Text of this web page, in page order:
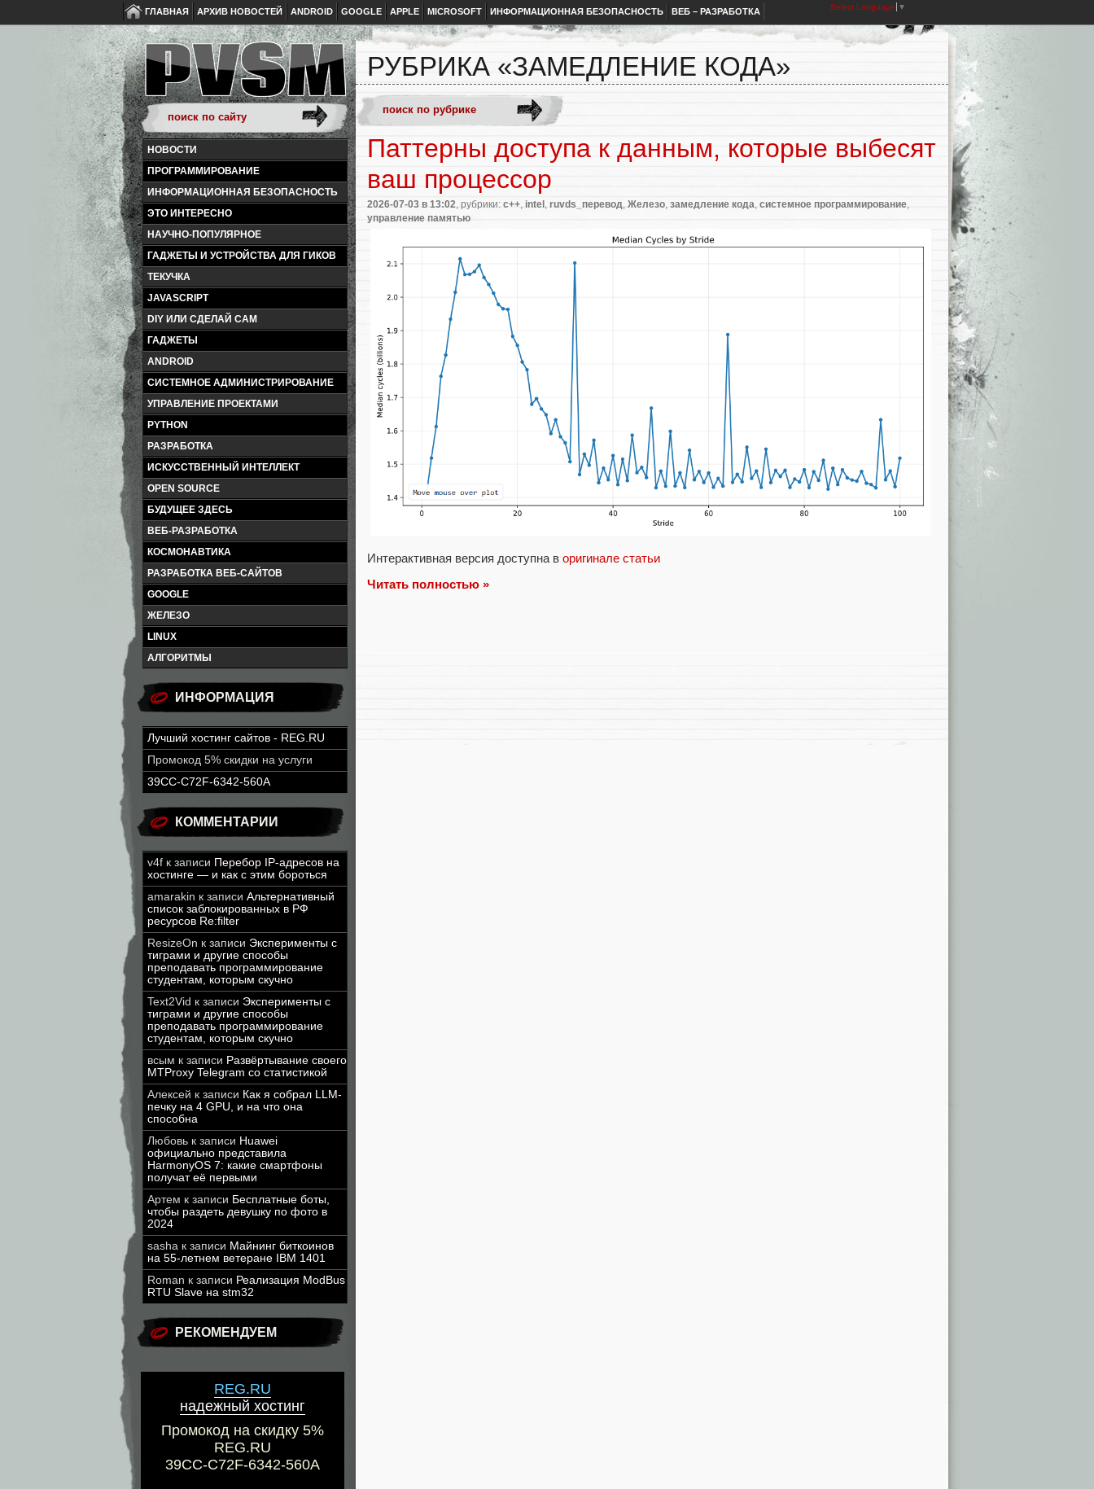
ГЛАВНАЯ АРХИВ НОВОСТЕЙ ANDROID GOOGLE APPLE MICROSOFT ИНФОРМАЦИОННАЯ БЕЗОПАСНОСТЬ ВЕБ – РАЗРАБОТКА Select Language ▼
НОВОСТИ
ПРОГРАММИРОВАНИЕ
ИНФОРМАЦИОННАЯ БЕЗОПАСНОСТЬ
ЭТО ИНТЕРЕСНО
НАУЧНО-ПОПУЛЯРНОЕ
ГАДЖЕТЫ И УСТРОЙСТВА ДЛЯ ГИКОВ
ТЕКУЧКА
JAVASCRIPT
DIY ИЛИ СДЕЛАЙ САМ
ГАДЖЕТЫ
ANDROID
СИСТЕМНОЕ АДМИНИСТРИРОВАНИЕ
УПРАВЛЕНИЕ ПРОЕКТАМИ
PYTHON
РАЗРАБОТКА
ИСКУССТВЕННЫЙ ИНТЕЛЛЕКТ
OPEN SOURCE
БУДУЩЕЕ ЗДЕСЬ
ВЕБ-РАЗРАБОТКА
КОСМОНАВТИКА
РАЗРАБОТКА ВЕБ-САЙТОВ
GOOGLE
ЖЕЛЕЗО
LINUX
АЛГОРИТМЫ
ИНФОРМАЦИЯ
Лучший хостинг сайтов - REG.RU
Промокод 5% скидки на услуги
39CC-C72F-6342-560A
КОММЕНТАРИИ
v4f к записи Перебор IP-адресов на
хостинге — и как с этим бороться
amarakin к записи Альтернативный
список заблокированных в РФ
ресурсов Re:filter
ResizeOn к записи Эксперименты с
тиграми и другие способы
преподавать программирование
студентам, которым скучно
Text2Vid к записи Эксперименты с
тиграми и другие способы
преподавать программирование
студентам, которым скучно
всым к записи Развёртывание своего
MTProxy Telegram со статистикой
Алексей к записи Как я собрал LLM-
печку на 4 GPU, и на что она
способна
Любовь к записи Huawei
официально представила
HarmonyOS 7: какие смартфоны
получат её первыми
Артем к записи Бесплатные боты,
чтобы раздеть девушку по фото в
2024
sasha к записи Майнинг биткоинов
на 55-летнем ветеране IBM 1401
Roman к записи Реализация ModBus
RTU Slave на stm32
РЕКОМЕНДУЕМ
REG.RU
надежный хостинг
Промокод на скидку 5%
REG.RU
39CC-C72F-6342-560A
РУБРИКА «ЗАМЕДЛЕНИЕ КОДА»
Паттерны доступа к данным, которые выбесят
ваш процессор
2026-07-03 в 13:02 , рубрики: c++ intel ruvds_перевод Железо замедление кода системное программирование
управление памятью
Интерактивная версия доступна в оригинале статьи
Читать полностью »